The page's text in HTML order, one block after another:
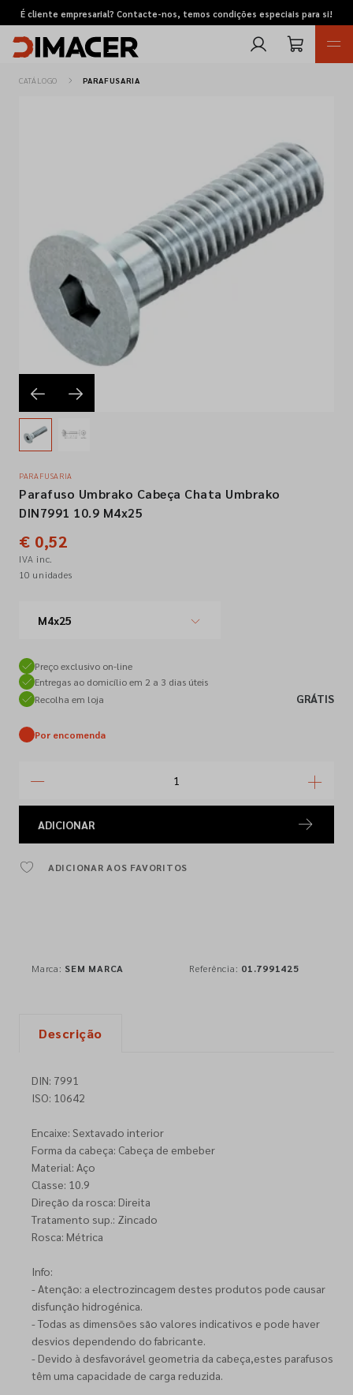
É cliente empresarial? Contacte-nos, temos condições especiais para si!
Pedidos de cotação
Marcas
Favoritos
Empresa
Contactos
Siga-nos nas redes sociais
CATÁLOGO PARAFUSARIA
PARAFUSARIA
Parafuso Umbrako Cabeça Chata Umbrako
DIN7991 10.9 M4x25
€ 0,52
IVA inc.
10 unidades
M4x25
Preço exclusivo on-line
Entregas ao domicílio em 2 a 3 dias úteis
Recolha em loja
GRÁTIS
Por encomenda
ADICIONAR
ADICIONAR AOS FAVORITOS
Marca: SEM MARCA Referência: 01.7991425
Descrição
DIN: 7991
ISO: 10642
Encaixe: Sextavado interior
Forma da cabeça: Cabeça de embeber
Material: Aço
Classe: 10.9
Direção da rosca: Direita
Tratamento sup.: Zincado
Rosca: Métrica
Info:
- Atenção: a electrozincagem destes produtos pode causar
disfunção hidrogénica.
- Todas as dimensões são valores indicativos e pode haver
desvios dependendo do fabricante.
- Devido à desfavorável geometria da cabeça,estes parafusos
têm uma capacidade de carga reduzida.